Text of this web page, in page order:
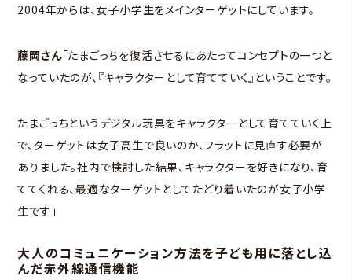
2004年からは、女子小学生をメインターゲットにしています。
藤岡さん「たまごっちを復活させるにあたってコンセプトの一つと
なっていたのが、『キャラクターとして育てていく』ということです。
たまごっちというデジタル玩具をキャラクターとして育てていく上
で、ターゲットは女子高生で良いのか、フラットに見直す必要が
ありました。社内で検討した結果、キャラクターを好きになり、育
ててくれる、最適なターゲットとしてたどり着いたのが女子小学
生です」
大人のコミュニケーション方法を子ども用に落とし込
んだ赤外線通信機能